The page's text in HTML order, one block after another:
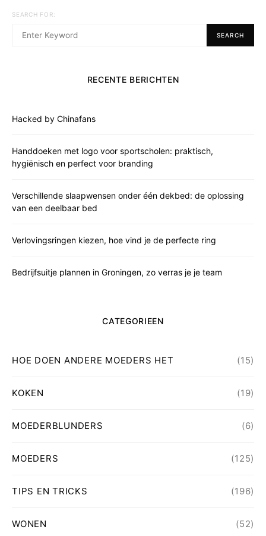
SEARCH FOR:
SEARCH
RECENTE BERICHTEN
Hacked by Chinafans
Handdoeken met logo voor sportscholen: praktisch,
hygiënisch en perfect voor branding
Verschillende slaapwensen onder één dekbed: de oplossing
van een deelbaar bed
Verlovingsringen kiezen, hoe vind je de perfecte ring
Bedrijfsuitje plannen in Groningen, zo verras je je team
CATEGORIEEN
HOE DOEN ANDERE MOEDERS HET (15)
KOKEN (19)
MOEDERBLUNDERS (6)
MOEDERS (125)
TIPS EN TRICKS (196)
WONEN (52)